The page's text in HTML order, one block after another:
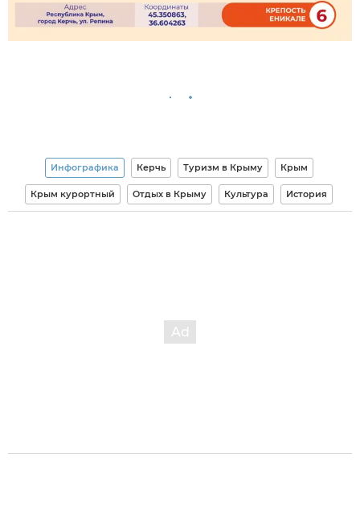
Инфографика Керчь Туризм в Крыму Крым
Крым курортный Отдых в Крыму Культура История